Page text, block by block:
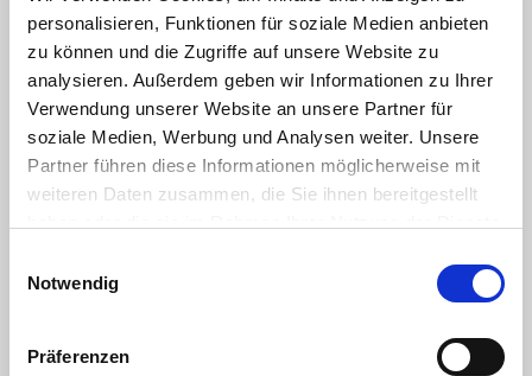
personalisieren, Funktionen für soziale Medien anbieten
zu können und die Zugriffe auf unsere Website zu
analysieren. Außerdem geben wir Informationen zu Ihrer
Verwendung unserer Website an unsere Partner für
soziale Medien, Werbung und Analysen weiter. Unsere
Partner führen diese Informationen möglicherweise mit
weiteren Daten zusammen, die Sie ihnen bereitgestellt
Cookies, wenn Sie unsere Webseite weiterhin nutzen.
Notwendig
Präferenzen
Euro für die FC-Stiftung
11.10.2011
Im September ging es am Geißbockheim, dem
Clubhaus des 1. FC Köln, wortwörtlich um die Wurst:
Das Unternehmen Remagen, als langjähriger FC-
Partner,...
Weiterlesen